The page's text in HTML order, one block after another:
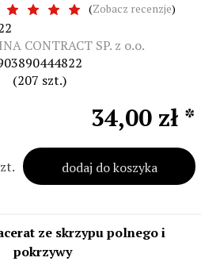
(Zobacz recenzje)
CONTRACT SP. z o.o.
(207 szt.)
34,00 zł *
dodaj do koszyka
ze skrzypu polnego i
pokrzywy